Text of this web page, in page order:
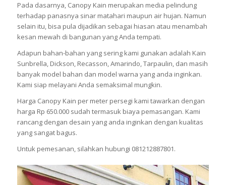
Pada dasarnya, Canopy Kain merupakan media pelindung
terhadap panasnya sinar matahari maupun air hujan. Namun
selain itu, bisa pula dijadikan sebagai hiasan atau menambah
kesan mewah di bangunan yang Anda tempati.
Adapun bahan-bahan yang sering kami gunakan adalah Kain
Sunbrella, Dickson, Recasson, Amarindo, Tarpaulin, dan masih
banyak model bahan dan model warna yang anda inginkan.
Kami siap melayani Anda semaksimal mungkin.
Harga Canopy Kain per meter persegi kami tawarkan dengan
harga Rp 650.000 sudah termasuk biaya pemasangan. Kami
rancang dengan desain yang anda inginkan dengan kualitas
yang sangat bagus.
Untuk pemesanan, silahkan hubungi 081212887801.